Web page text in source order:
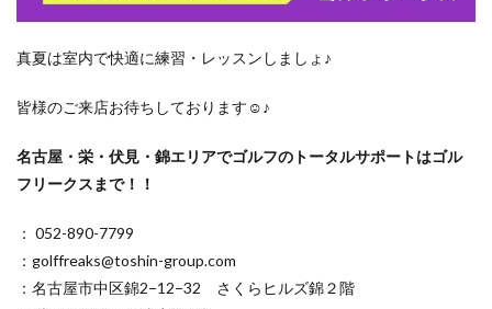
真夏は室内で快適に練習・レッスンしましょ♪
皆様のご来店お待ちしております☺♪
名古屋・栄・伏見・錦エリアでゴルフのトータルサポートはゴル
フリークスまで！！
： 052-890-7799
：golffreaks@toshin-group.com
：名古屋市中区錦2−12−32 さくらヒルズ錦２階